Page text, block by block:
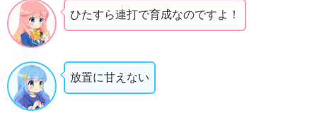
ひたすら連打で育成なのですよ！
放置に甘えない